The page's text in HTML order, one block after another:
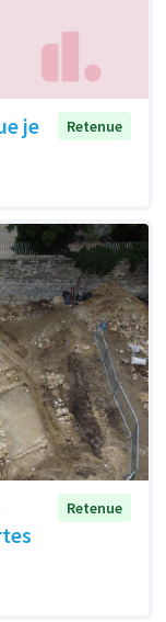
je
Retenue
Retenue